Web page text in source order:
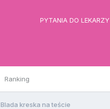
PYTANIA DO LEKARZY
Ranking
Blada kreska na teście